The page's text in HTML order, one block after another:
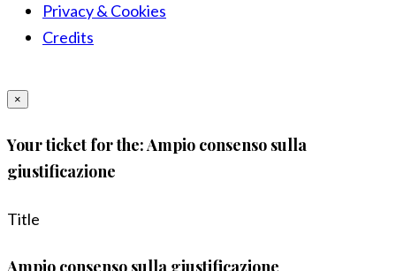
Privacy & Cookies
Credits
×
Your ticket for the: Ampio consenso sulla
giustificazione
Title
Ampio consenso sulla giustificazione